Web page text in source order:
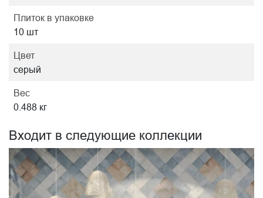
Плиток в упаковке
10 шт
Цвет
серый
Вес
0.488 кг
Входит в следующие коллекции